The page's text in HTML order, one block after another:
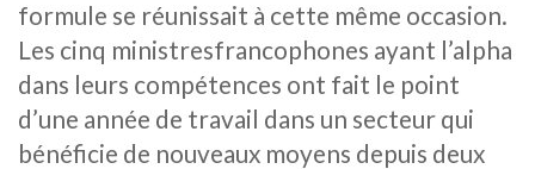
formule se réunissait à cette même occasion.
Les cinq ministresfrancophones ayant l’alpha
dans leurs compétences ont fait le point
d’une année de travail dans un secteur qui
bénéficie de nouveaux moyens depuis deux